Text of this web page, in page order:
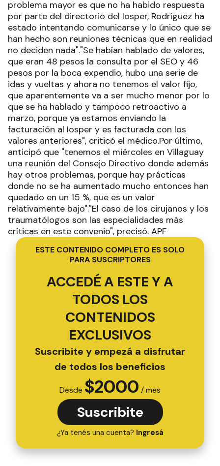
problema mayor es que no ha habido respuesta
por parte del directorio del Iosper, Rodríguez ha
estado intentando comunicarse y lo único que se
han hecho son reuniones técnicas que en realidad
no deciden nada"."Se habían hablado de valores,
que eran 48 pesos la consulta por el SEO y 46
pesos por la boca expendio, hubo una serie de
idas y vueltas y ahora no tenemos el valor fijo,
que aparentemente va a ser mucho menor por lo
que se ha hablado y tampoco retroactivo a
marzo, porque ya estamos enviando la
facturación al Iosper y es facturada con los
valores anteriores", criticó el médico.Por último,
anticipó que "tenemos el miércoles en Villaguay
una reunión del Consejo Directivo donde además
hay otros problemas, porque hay prácticas
donde no se ha aumentado mucho entonces han
quedado en un 15 %, que es un valor
relativamente bajo"."El caso de los cirujanos y los
traumatólogos son las especialidades más
críticas en este convenio", precisó. APF
ESTE CONTENIDO COMPLETO ES SOLO
PARA SUSCRIPTORES
ACCEDÉ A ESTE Y A
TODOS LOS
CONTENIDOS
EXCLUSIVOS
Suscribite y empezá a disfrutar
de todos los beneficios
Desde $2000 / mes
Suscribite
¿Ya tenés una cuenta? Ingresá